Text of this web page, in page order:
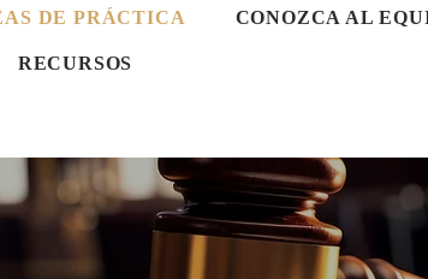
DE PRÁCTICA CONOZCA AL
RECURSOS